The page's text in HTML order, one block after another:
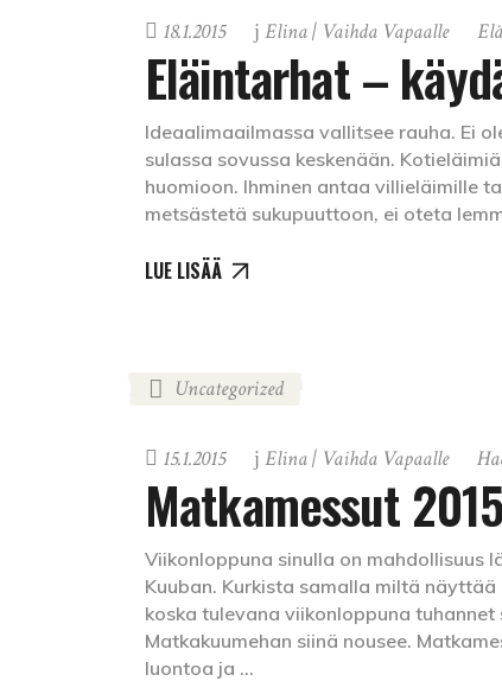
18.1.2015 Elina | Vaihda Vapaalle
Eläintarhat –
Ideaalimaailmassa vallitsee rauha. Ei
sulassa sovussa keskenään.
huomioon. Ihminen antaa villieläimille
metsästetä sukupuuttoon, ei oteta
LUE LISÄÄ
Uncategorized
15.1.2015 Elina | Vaihda Vapaalle
Matkamessut
Viikonloppuna sinulla on mahdollisuus
Kuuban. Kurkista samalla miltä
koska tulevana viikonloppuna
Matkakuumehan siinä nousee.
luontoa ja